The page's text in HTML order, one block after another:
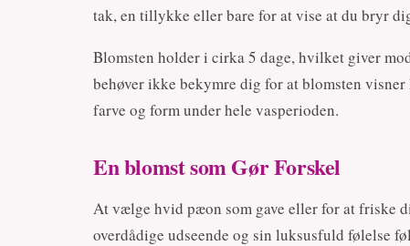
tak, en tillykke eller bare for at vise at du bryr
Blomsten holder i cirka 5 dage, hvilket giver
behøver ikke bekymre dig for at blomsten
farve og form under hele vasperioden.
En blomst som Gør Forskel
At vælge hvid pæon som gave eller for at friske
overdådige udseende og sin luksusfuld følelse